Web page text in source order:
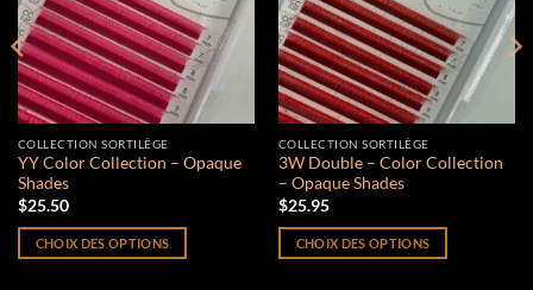
COLLECTION SORTILÈGE
YY Color Collection – Opaque
Shades
$25.50
CHOIX DES OPTIONS
COLLECTION SORTILÈGE
3W Double – Color Collection
– Opaque Shades
$25.95
CHOIX DES OPTIONS